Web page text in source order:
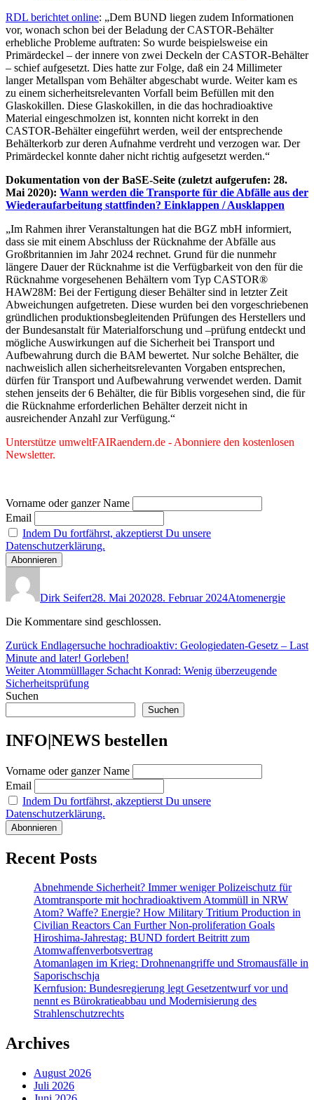
RDL berichtet online: „Dem BUND liegen zudem Informationen
vor, wonach schon bei der Beladung der CASTOR-Behälter
erhebliche Probleme auftraten: So wurde beispielsweise ein
Primärdeckel – der innere von zwei Deckeln der CASTOR-Behälter
– schief aufgesetzt. Dies hatte zur Folge, daß ein 24 Millimeter
langer Metallspan vom Behälter abgeschabt wurde. Weiter kam es
zu einem sicherheitsrelevanten Vorfall beim Befüllen mit den
Glaskokillen. Diese Glaskokillen, in die das hochradioaktive
Material eingeschmolzen ist, konnten nicht korrekt in den
CASTOR-Behälter eingeführt werden, weil der entsprechende
Behälterkorb zur deren Aufnahme verdreht und verzogen war. Der
Primärdeckel konnte daher nicht richtig aufgesetzt werden.“
Dokumentation von der BaSE-Seite (zuletzt aufgerufen: 28.
Mai 2020): Wann werden die Transporte für die Abfälle aus der
Wiederaufarbeitung stattfinden? Einklappen / Ausklappen
„Im Rahmen ihrer Veranstaltungen hat die BGZ mbH informiert,
dass sie mit einem Abschluss der Rücknahme der Abfälle aus
Großbritannien im Jahr 2024 rechnet. Grund für die nunmehr
längere Dauer der Rücknahme ist die Verfügbarkeit von den für die
Rücknahme vorgesehenen Behältern vom Typ CASTOR®
HAW28M: Bei der Fertigung dieser Behälter sind in letzter Zeit
Abweichungen aufgetreten. Diese wurden bei den vorgeschriebenen
gründlichen produktionsbegleitenden Prüfungen des Herstellers und
der Bundesanstalt für Materialforschung und –prüfung entdeckt und
mögliche Auswirkungen auf die Sicherheit bei Transport und
Aufbewahrung durch die BAM bewertet. Nur solche Behälter, die
nachweislich allen sicherheitsrelevanten Vorgaben entsprechen,
dürfen für Transport und Aufbewahrung verwendet werden. Damit
stehen jenseits der 6 Behälter, die für Biblis vorgesehen sind, die für
die Rücknahme erforderlichen Behälter derzeit nicht in
ausreichender Anzahl zur Verfügung.“
Unterstütze umweltFAIRaendern.de - Abonniere den kostenlosen
Newsletter.
Vorname oder ganzer Name
Email
Indem Du fortfährst, akzeptierst Du unsere
Datenschutzerklärung.
Dirk Seifert28. Mai 202028. Februar 2024Atomenergie
Die Kommentare sind geschlossen.
Beitragsnavigation
Zurück Vorheriger
Beitrag:
Endlagersuche hochradioaktiv: Geologiedaten-Gesetz – Last
Minute and later! Gorleben!
Weiter Nächster
Beitrag:
Atommülllager Schacht Konrad: Wenig überzeugende
Sicherheitsprüfung
Suchen
Suchen
INFO|NEWS bestellen
Vorname oder ganzer Name
Email
Indem Du fortfährst, akzeptierst Du unsere
Datenschutzerklärung.
Recent Posts
Abnehmende Sicherheit? Immer weniger Polizeischutz für
Atomtransporte mit hochradioaktivem Atommüll in NRW
Atom? Waffe? Energie? How Military Tritium Production in
Civilian Reactors Can Further Non-proliferation Goals
Hiroshima-Jahrestag: BUND fordert Beitritt zum
Atomwaffenverbotsvertrag
Atomanlagen im Krieg: Drohnenangriffe und Stromausfälle in
Saporischschja
Kernfusion: Bundesregierung legt Gesetzentwurf vor und
nennt es Bürokratieabbau und Modernisierung des
Strahlenschutzrechts
Archives
August 2026
Juli 2026